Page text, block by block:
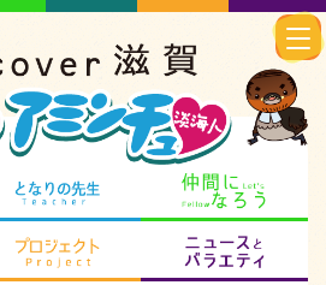
れざる滋賀 となりの先生
まる地元ネタ プロジェクト